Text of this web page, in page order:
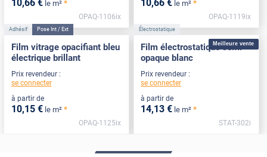
10,66 € le m² *
OPAQ-1106ix
10,66 € le m² *
OPAQ-1119ix
Adhésif Pose Int / Ext
Film vitrage opacifiant bleu
électrique brillant
Prix revendeur :
se connecter
à partir de
10,15 € le m² *
OPAQ-1125ix
Meilleure vente
Électrostatique
Film électrostatique semi-
opaque blanc
Prix revendeur :
se connecter
à partir de
14,13 € le m² *
STAT-302i